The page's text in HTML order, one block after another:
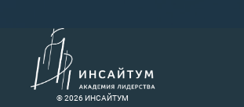
® 2026 ИНСАЙТУМ